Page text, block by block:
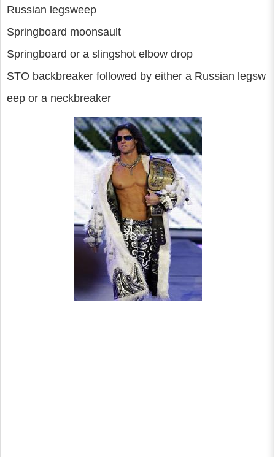
Russian legsweep
Springboard moonsault
Springboard or a slingshot elbow drop
STO backbreaker followed by either a Russian legsw
eep or a neckbreaker